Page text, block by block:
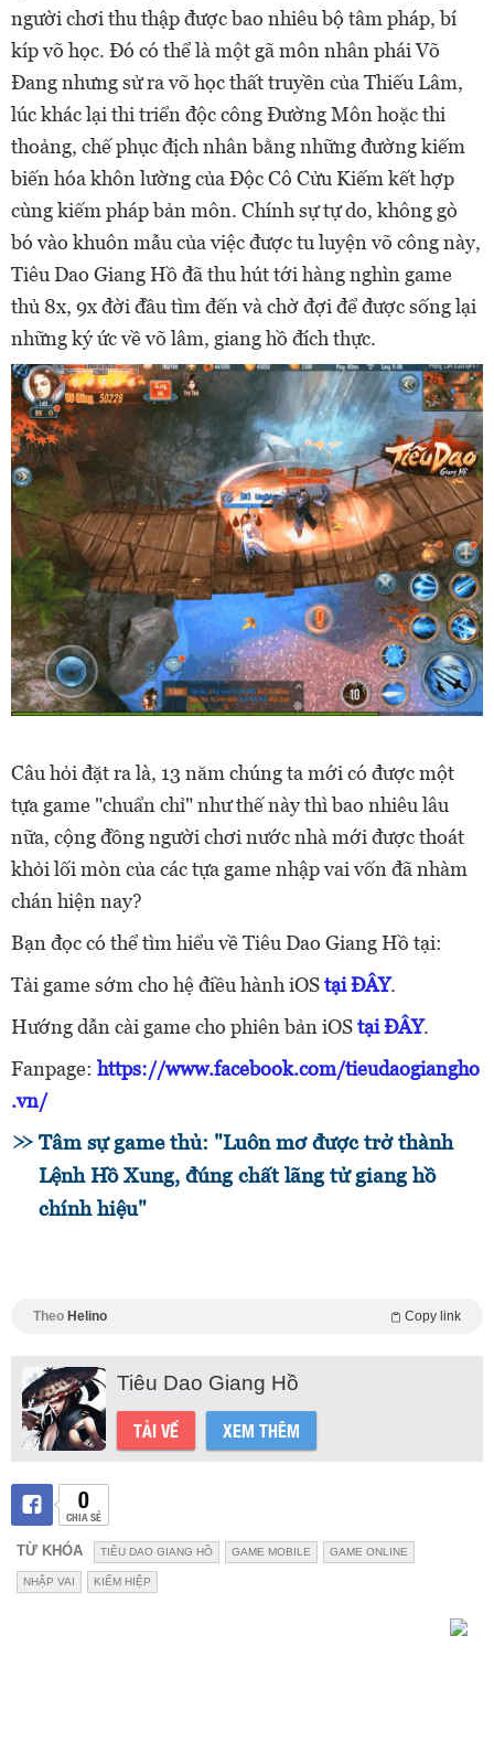
người chơi thu thập được bao nhiêu bộ tâm pháp, bí
kíp võ học. Đó có thể là một gã môn nhân phái Võ
Đang nhưng sử ra võ học thất truyền của Thiếu Lâm,
lúc khác lại thi triển độc công Đường Môn hoặc thi
thoảng, chế phục địch nhân bằng những đường kiếm
biến hóa khôn lường của Độc Cô Cửu Kiếm kết hợp
cùng kiếm pháp bản môn. Chính sự tự do, không gò
bó vào khuôn mẫu của việc được tu luyện võ công này,
Tiêu Dao Giang Hồ đã thu hút tới hàng nghìn game
thủ 8x, 9x đời đầu tìm đến và chờ đợi để được sống lại
những ký ức về võ lâm, giang hồ đích thực.
Câu hỏi đặt ra là, 13 năm chúng ta mới có được một
tựa game "chuẩn chỉ" như thế này thì bao nhiêu lâu
nữa, cộng đồng người chơi nước nhà mới được thoát
khỏi lối mòn của các tựa game nhập vai vốn đã nhàm
chán hiện nay?
Bạn đọc có thể tìm hiểu về Tiêu Dao Giang Hồ tại:
Tải game sớm cho hệ điều hành iOStại ĐÂY.
Hướng dẫn cài game cho phiên bản iOStại ĐÂY.
Fanpage: https://www.facebook.com/tieudaogiangho
.vn/
Tâm sự game thủ: "Luôn mơ được trở thành
Lệnh Hồ Xung, đúng chất lãng tử giang hồ
chính hiệu"
Theo Helino Copy link
Tiêu Dao Giang Hồ
TẢI VỀ XEM THÊM
0
CHIA SẺ
TỪ KHÓA TIÊU DAO GIANG HỒ GAME MOBILE GAME ONLINE
NHẬP VAI KIẾM HIỆP